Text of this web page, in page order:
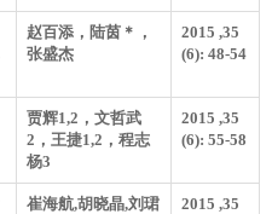
赵百添，陆茵＊，
张盛杰
2015 ,35
(6): 48-54
贾辉1,2，文哲武
2，王捷1,2，程志
杨3
2015 ,35
(6): 55-58
崔海航,胡晓晶,刘珺
2015 ,35